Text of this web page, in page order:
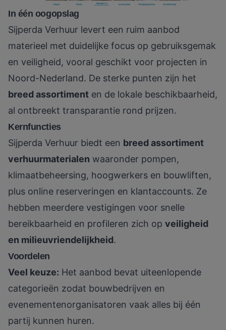
In één oogopslag
Sijperda Verhuur levert een ruim aanbod
materieel met duidelijke focus op gebruiksgemak
en veiligheid, vooral geschikt voor projecten in
Noord-Nederland. De sterke punten zijn het
breed assortiment en de lokale beschikbaarheid,
al ontbreekt transparantie rond prijzen.
Kernfuncties
Sijperda Verhuur biedt een breed assortiment
verhuurmaterialen waaronder pompen,
klimaatbeheersing, hoogwerkers en bouwliften,
plus online reserveringen en klantaccounts. Ze
hebben meerdere vestigingen voor snelle
bereikbaarheid en profileren zich op veiligheid
en milieuvriendelijkheid.
Voordelen
Veel keuze: Het aanbod bevat uiteenlopende
categorieën zodat bouwbedrijven en
evenementenorganisatoren vaak alles bij één
partij kunnen huren.